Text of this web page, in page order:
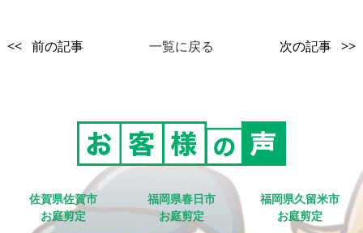
<< 前の記事 一覧に戻る 次の記事 >>
佐賀県佐賀市
お庭剪定
福岡県春日市
お庭剪定
福岡県久留米市
お庭剪定